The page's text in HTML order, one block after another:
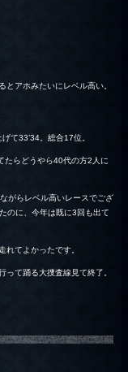
とアホみたいにレベル高い。
て33’34。総合17位。
たらどうやら40代の方2人に
がらレベル高いレースでござ
のに、今年は既に3回も出て
れてよかったです。
て踊る大捜査線見て終了。